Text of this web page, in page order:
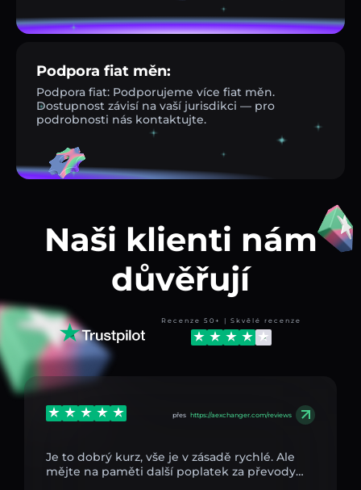
Podpora fiat měn:
Podpora fiat: Podporujeme více fiat měn.
Dostupnost závisí na vaší jurisdikci — pro
podrobnosti nás kontaktujte.
Naši klienti nám
důvěřují
Recenze 50+ | Skvělé recenze
přes https://aexchanger.com/reviews
Je to dobrý kurz, vše je v zásadě rychlé. Ale
mějte na paměti další poplatek za převody…